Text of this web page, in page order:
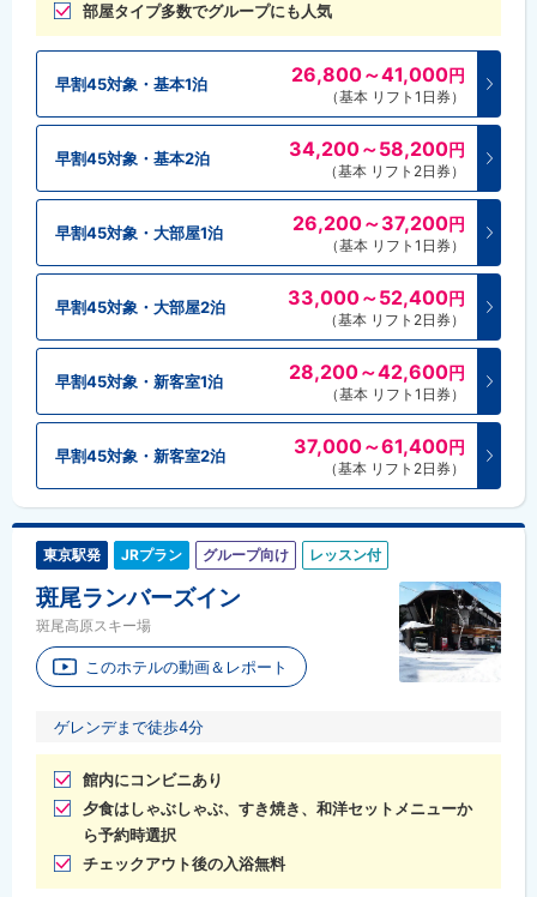
部屋タイプ多数でグループにも人気
早割45対象・基本1泊 26,800～41,000円
（基本 リフト1日券）
早割45対象・基本2泊 34,200～58,200円
（基本 リフト2日券）
早割45対象・大部屋1泊 26,200～37,200円
（基本 リフト1日券）
早割45対象・大部屋2泊 33,000～52,400円
（基本 リフト2日券）
早割45対象・新客室1泊 28,200～42,600円
（基本 リフト1日券）
早割45対象・新客室2泊 37,000～61,400円
（基本 リフト2日券）
東京駅発 JRプラン グループ向け レッスン付
斑尾ランバーズイン
斑尾高原スキー場
このホテルの動画＆レポート
ゲレンデまで徒歩4分
館内にコンビニあり
夕食はしゃぶしゃぶ、すき焼き、和洋セットメニューか
ら予約時選択
チェックアウト後の入浴無料